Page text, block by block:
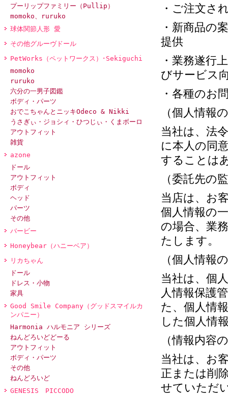
プーリップファミリー（Pullip）
momoko、ruruko
球体関節人形 愛
その他グルーヴドール
PetWorks（ペットワークス）･Sekiguchi
momoko
ruruko
六分の一男子図鑑
ボディ・パーツ
おでこちゃんとニッキOdeco & Nikki
うさぎぃ・ジョシィ・ひつじぃ・くまボーロ
アウトフィット
雑貨
azone
ドール
アウトフィット
ボディ
ヘッド
パーツ
その他
バービー
Honeybear（ハニーベア）
リカちゃん
ドール
ドレス・小物
家具
Good Smile Company（グッドスマイルカ
ンパニー）
Harmonia ハルモニア シリーズ
ねんどろいどどーる
アウトフィット
ボディ・パーツ
その他
ねんどろいど
GENESIS PICCODO
・ご注文さ
・新商品の
提供
・業務遂行
びサービス
・各種のお
（個人情報
当社は、法
に本人の同
することは
（委託先の
当店は、お
個人情報の
の場合、業
たします。
（個人情報
当社は、個
人情報保護
た、個人情
した個人情
（情報内容
当社は、お
正または削
せていただ